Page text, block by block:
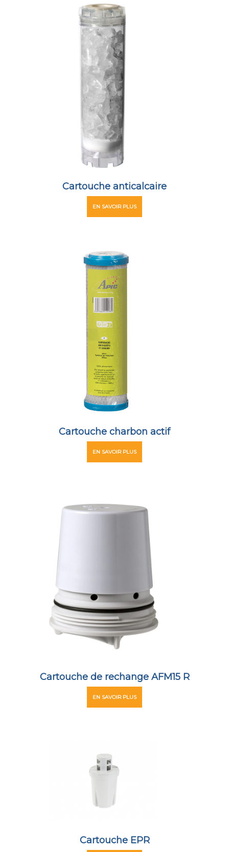
Cartouche anticalcaire
EN SAVOIR PLUS
Cartouche charbon actif
EN SAVOIR PLUS
Cartouche de rechange AFM15 R
EN SAVOIR PLUS
Cartouche EPR